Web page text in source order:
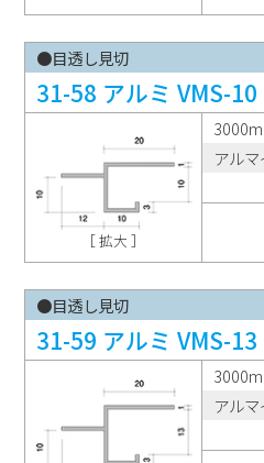
●目透し見切
31-58 アルミ VMS-10
［ 拡大 ］
アル
●目透し見切
31-59 アルミ VMS-13
アル